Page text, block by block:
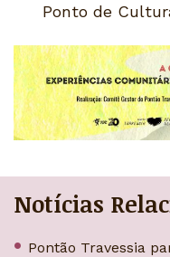
Ponto de
Notícias
Pontão Travessia